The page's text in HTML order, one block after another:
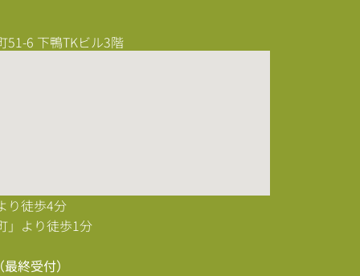
51-6 下鴨TKビル3階
り徒歩4分
より徒歩1分
終受付）